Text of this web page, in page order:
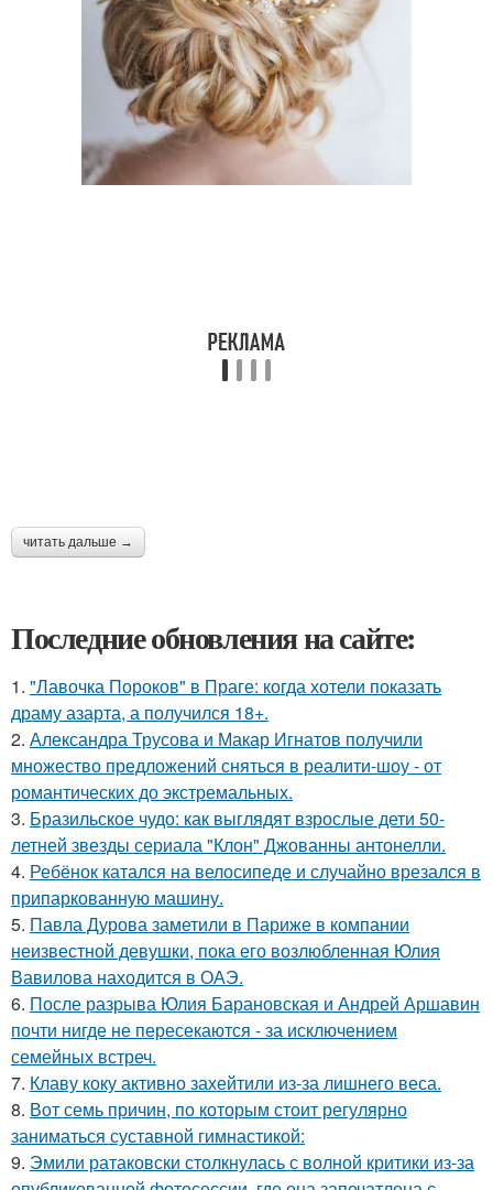
читать дальше →
Последние обновления на сайте:
1. "Лавочка Пороков" в Праге: когда хотели показать
драму азарта, а получился 18+.
2. Александра Трусова и Макар Игнатов получили
множество предложений сняться в реалити-шоу - от
романтических до экстремальных.
3. Бразильское чудо: как выглядят взрослые дети 50-
летней звезды сериала "Клон" Джованны антонелли.
4. Ребёнок катался на велосипеде и случайно врезался в
припаркованную машину.
5. Павла Дурова заметили в Париже в компании
неизвестной девушки, пока его возлюбленная Юлия
Вавилова находится в ОАЭ.
6. После разрыва Юлия Барановская и Андрей Аршавин
почти нигде не пересекаются - за исключением
семейных встреч.
7. Клаву коку активно захейтили из-за лишнего веса.
8. Вот семь причин, по которым стоит регулярно
заниматься суставной гимнастикой:
9. Эмили ратаковски столкнулась с волной критики из-за